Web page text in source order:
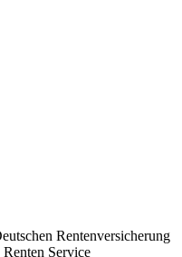
Rentenversicherung
Service